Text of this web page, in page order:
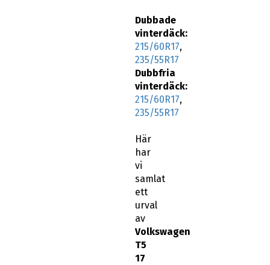
Dubbade
vinterdäck:
215/60R17,
235/55R17
Dubbfria
vinterdäck:
215/60R17,
235/55R17
Här
har
vi
samlat
ett
urval
av
Volkswagen
T5
17